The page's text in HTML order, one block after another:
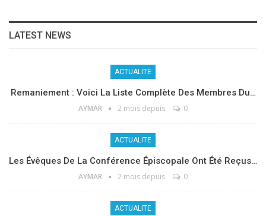
LATEST NEWS
ACTUALITE
Remaniement : Voici La Liste Complète Des Membres Du…
AYMAR 2 mois depuis 0
ACTUALITE
Les Évêques De La Conférence Épiscopale Ont Été Reçus…
AYMAR 2 mois depuis 0
ACTUALITE